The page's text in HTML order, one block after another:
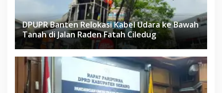
DPUPR Banten Relokasi Kabel Udara ke Bawah
Tanah di Jalan Raden Fatah Ciledug